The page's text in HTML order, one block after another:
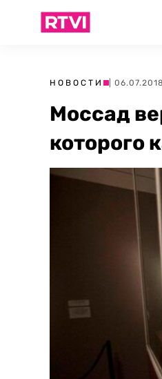
НОВОСТИ |
Моссад
которого